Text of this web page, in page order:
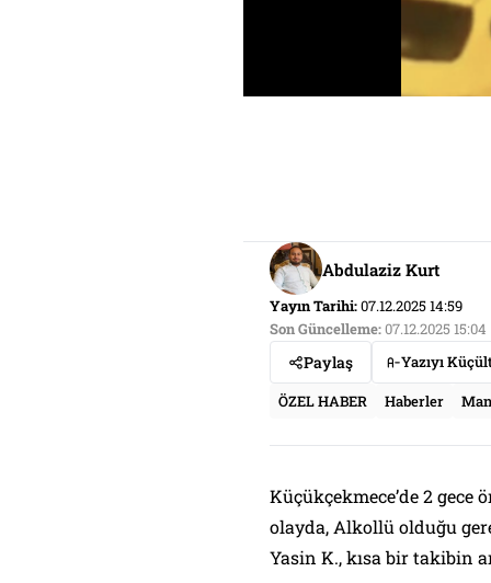
Abdulaziz Kurt
Yayın Tarihi:07.12.2025 14:59
Son Güncelleme:07.12.2025 15:04
Paylaş Yazıyı
ÖZEL HABER
Haberler
Küçükçekmece’de 2
olayda, Alkollü olduğu
Yasin K., kısa bir takibin